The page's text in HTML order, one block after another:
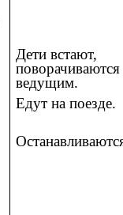
Дети встают,
поворачиваются
ведущим.
Едут на поезде.